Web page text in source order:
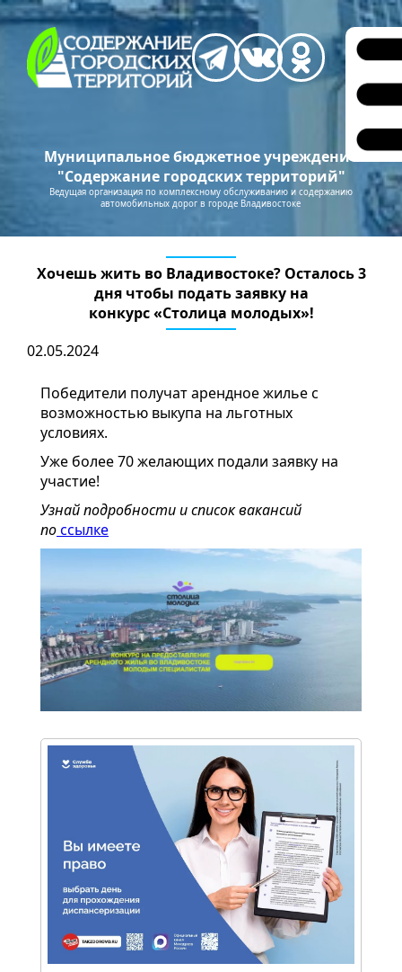
Муниципальное бюджетное учреждение
"Содержание городских территорий"
Ведущая организация по комплексному обслуживанию и содержанию
автомобильных дорог в городе Владивостоке
Хочешь жить во Владивостоке? Осталось 3
дня чтобы подать заявку на
конкурс «Столица молодых»!
02.05.2024
Победители получат арендное жилье с
возможностью выкупа на льготных
условиях.
Уже более 70 желающих подали заявку на
участие!
Узнай подробности и список вакансий
поссылке